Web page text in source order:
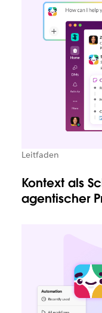
Leitfaden
Kontext als
agentischer